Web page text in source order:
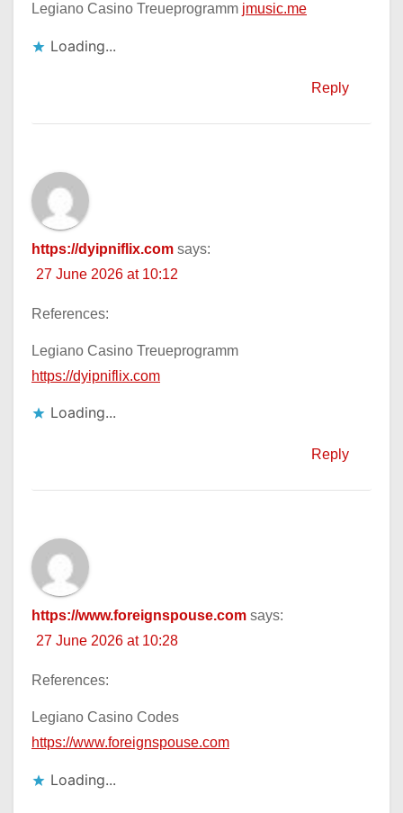
Legiano Casino Treueprogramm jmusic.me
Loading...
Reply
https://dyipniflix.com says:
27 June 2026 at 10:12
References:
Legiano Casino Treueprogramm
https://dyipniflix.com
Loading...
Reply
https://www.foreignspouse.com says:
27 June 2026 at 10:28
References:
Legiano Casino Codes
https://www.foreignspouse.com
Loading...